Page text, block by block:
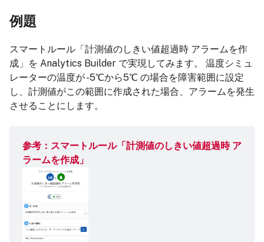
例題
スマートルール「計測値のしきい値超過時 アラームを作
成」を Analytics Builder で実現してみます。 温度シミュ
レーターの温度が -5℃から5℃ の場合を障害範囲に設定
し、計測値がこの範囲に作成された場合、アラームを発生
させることにします。
参考： スマートルール「計測値のしきい値超過時 ア
ラームを作成」